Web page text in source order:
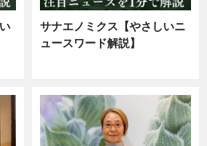
サナエノミクス【やさしいニ
ュースワード解説】